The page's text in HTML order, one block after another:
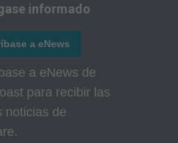
informado
a eNews
a eNews de
para recibir las
noticias de
La
contenido de este
CMS y no está
por parte de la AMA. La
de las
atribuibles
uso, el no uso o la